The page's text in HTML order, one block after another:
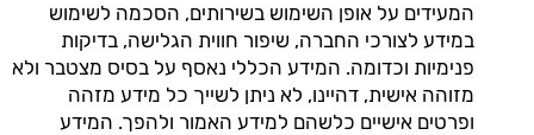
המעידים על אופן השימוש בשירותים, הסכמה לשימוש
במידע לצורכי החברה, שיפור חווית הגלישה, בדיקות
פנימיות וכדומה. המידע הכללי נאסף על בסיס מצטבר ולא
מזוהה אישית, דהיינו, לא ניתן לשייך כל מידע מזהה
ופרטים אישיים כלשהם למידע האמור ולהפך. המידע